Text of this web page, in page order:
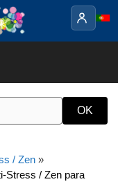
/ Zen »
Stress / Zen para